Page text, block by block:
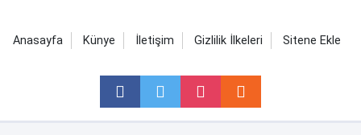
Anasayfa Künye İletişim Gizlilik İlkeleri Sitene Ekle